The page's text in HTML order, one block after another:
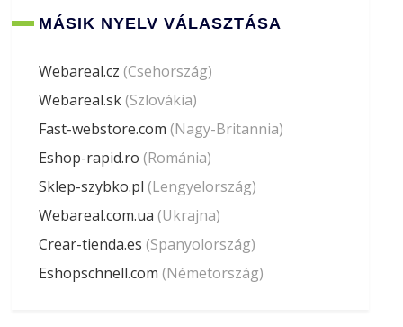
MÁSIK NYELV VÁLASZTÁSA
Webareal.cz (Csehország)
Webareal.sk(Szlovákia)
Fast-webstore.com (Nagy-Britannia)
Eshop-rapid.ro (Románia)
Sklep-szybko.pl (Lengyelország)
Webareal.com.ua (Ukrajna)
Crear-tienda.es (Spanyolország)
Eshopschnell.com (Németország)